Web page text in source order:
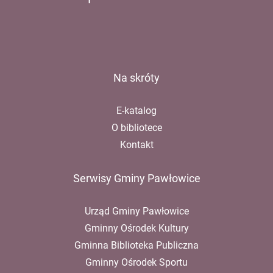
Na skróty
E-katalog
O bibliotece
Kontakt
Serwisy Gminy Pawłowice
Urząd Gminy Pawłowice
Gminny Ośrodek Kultury
Gminna Biblioteka Publiczna
Gminny Ośrodek Sportu